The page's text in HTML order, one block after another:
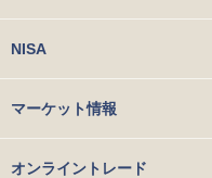
NISA
マーケット情報
オンライントレード